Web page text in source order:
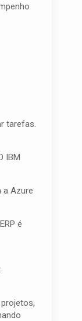
tarefas.
IBM
a Azure
é